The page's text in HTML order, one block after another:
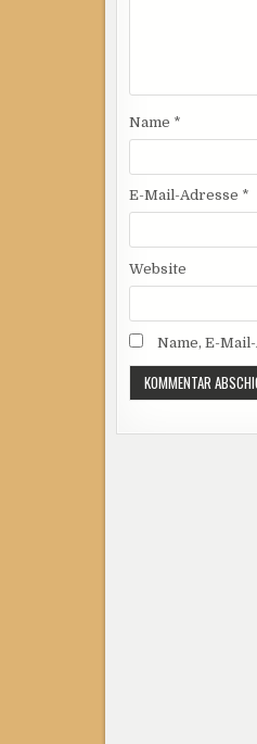
Name *
E-Mail-Adresse *
Website
Name, E-